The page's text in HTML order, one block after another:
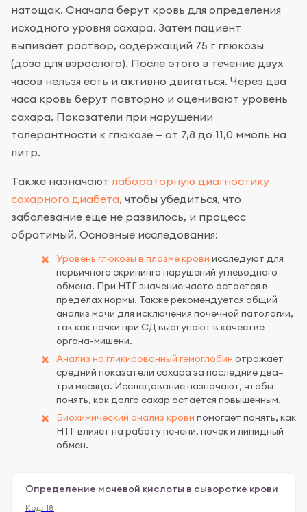
натощак. Сначала берут кровь для определения
исходного уровня сахара. Затем пациент
выпивает раствор, содержащий 75 г глюкозы
(доза для взрослого). После этого в течение двух
часов нельзя есть и активно двигаться. Через два
часа кровь берут повторно и оценивают уровень
сахара. Показатели при нарушении
толерантности к глюкозе — от 7,8 до 11,0 ммоль на
литр.
Также назначают лабораторную диагностику
сахарного диабета, чтобы убедиться, что
заболевание еще не развилось, и процесс
обратимый. Основные исследования:
Уровень глюкозы в плазме крови исследуют для
первичного скрининга нарушений углеводного
обмена. При НТГ значение часто остается в
пределах нормы. Также рекомендуется общий
анализ мочи для исключения почечной патологии,
так как почки при СД выступают в качестве
органа-мишени.
Анализ на гликированный гемоглобин отражает
средний показатели сахара за последние два–
три месяца. Исследование назначают, чтобы
понять, как долго сахар остается повышенным.
Биохимический анализ крови помогает понять, как
НТГ влияет на работу печени, почек и липидный
обмен.
Определение мочевой кислоты в сыворотке крови
Код: 18